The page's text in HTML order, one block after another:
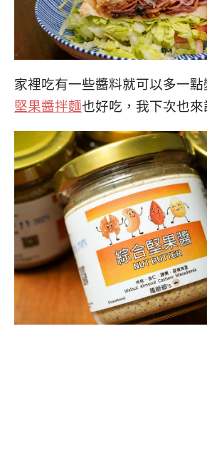
家裡吃有一些醬料就可以多一
堅果醬拌麵也好吃，我下次也來